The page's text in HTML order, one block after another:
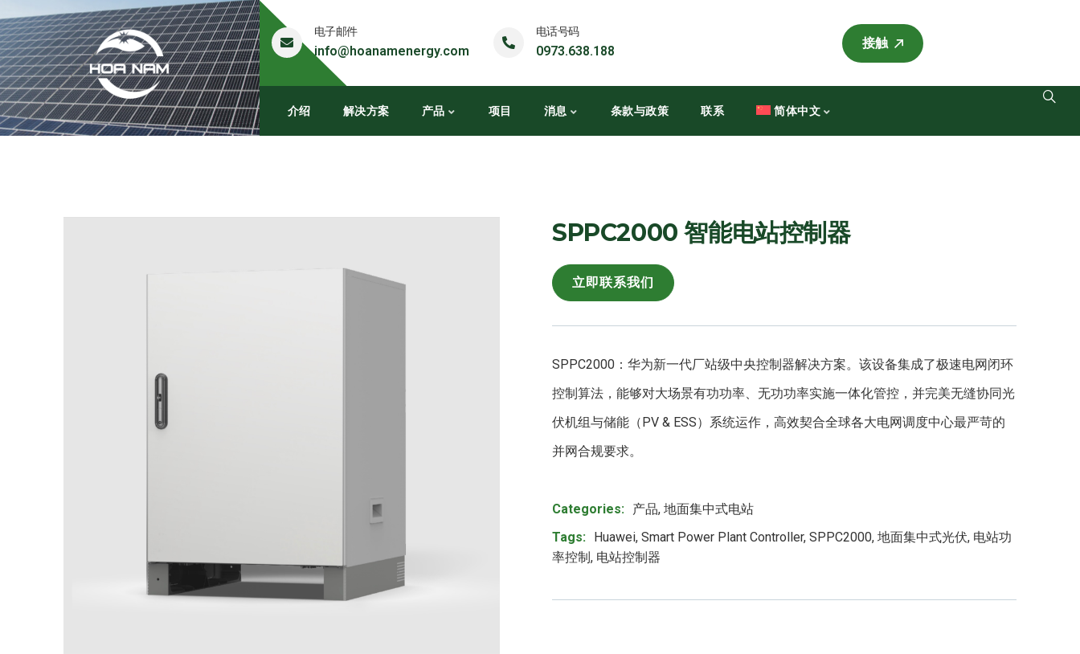
电子邮件
info@hoanamenergy.com
电话号码
0973.638.188
接触
介绍 解决方案 产品 项目 消息 条款与政策 联系 简体中文
SPPC2000 智能电站控制器
立即联系我们
SPPC2000：华为新一代厂站级中央控制器解决方案。该设备集成了极速电网闭环
控制算法，能够对大场景有功功率、无功功率实施一体化管控，并完美无缝协同光
伏机组与储能（PV & ESS）系统运作，高效契合全球各大电网调度中心最严苛的
并网合规要求。
Categories: 产品, 地面集中式电站
Tags: Huawei, Smart Power Plant Controller, SPPC2000, 地面集中式光伏, 电站功
率控制, 电站控制器